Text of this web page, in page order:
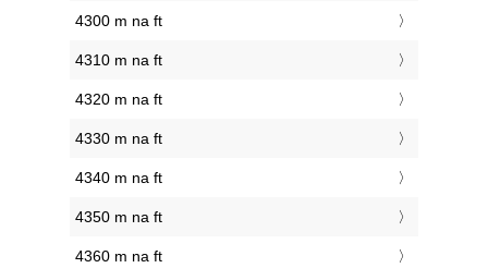
4300 m na ft
4310 m na ft
4320 m na ft
4330 m na ft
4340 m na ft
4350 m na ft
4360 m na ft